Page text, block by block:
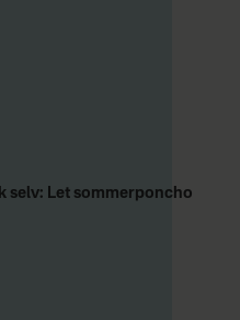
selv: Let sommerponcho